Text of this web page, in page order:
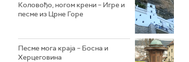
Коловођо, ногом крени – Игре и
песме из Црне Горе
Песме мога краја – Босна и
Херцеговина